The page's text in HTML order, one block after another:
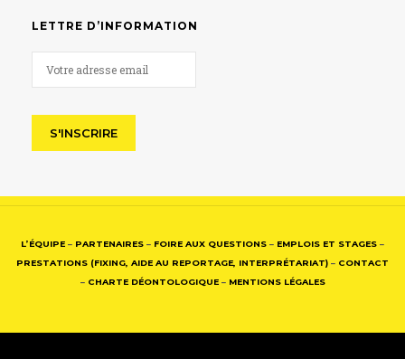
LETTRE D’INFORMATION
L’ÉQUIPE – PARTENAIRES – FOIRE AUX QUESTIONS – EMPLOIS ET STAGES –
PRESTATIONS (FIXING, AIDE AU REPORTAGE, INTERPRÉTARIAT) – CONTACT
– CHARTE DÉONTOLOGIQUE– MENTIONS LÉGALES